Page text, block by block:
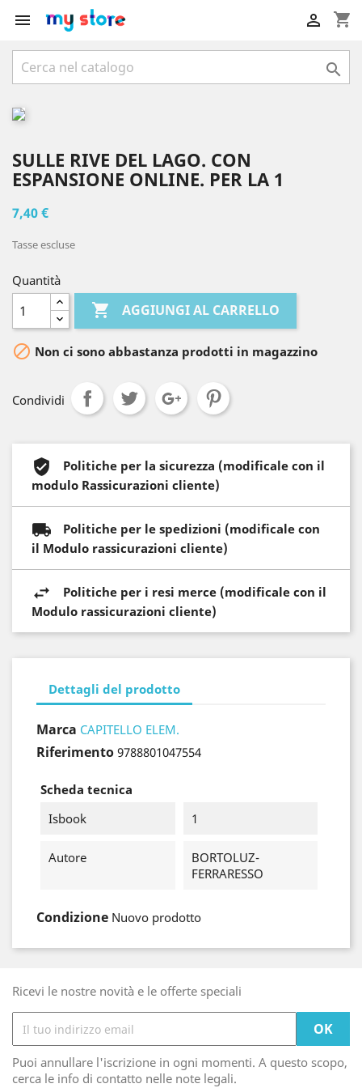
 shopping_cart


SULLE RIVE DEL LAGO. CON
ESPANSIONE ONLINE. PER LA 1
7,40 €
Tasse escluse
Quantità
 AGGIUNGI AL CARRELLO
 Non ci sono abbastanza prodotti in magazzino
Condividi
Politiche per la sicurezza (modificale con il
modulo Rassicurazioni cliente)
Politiche per le spedizioni (modificale con
il Modulo rassicurazioni cliente)
Politiche per i resi merce (modificale con il
Modulo rassicurazioni cliente)
Dettagli del prodotto
Marca CAPITELLO ELEM.
Riferimento 9788801047554
Scheda tecnica
Isbook
1
Autore
BORTOLUZ-
FERRARESSO
Condizione Nuovo prodotto
Ricevi le nostre novità e le offerte speciali
Puoi annullare l'iscrizione in ogni momenti. A questo scopo,
cerca le info di contatto nelle note legali.